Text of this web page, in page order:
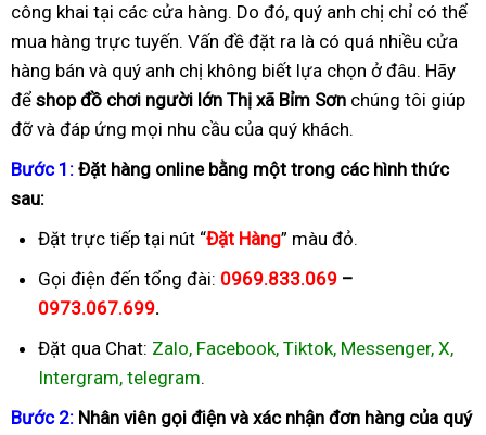
công khai tại các cửa hàng. Do đó, quý anh chị chỉ có thể
mua hàng trực tuyến. Vấn đề đặt ra là có quá nhiều cửa
hàng bán và quý anh chị không biết lựa chọn ở đâu. Hãy
để shop đồ chơi người lớn Thị xã Bỉm Sơn chúng tôi giúp
đỡ và đáp ứng mọi nhu cầu của quý khách.
Bước 1: Đặt hàng online bằng một trong các hình thức
sau:
Đặt trực tiếp tại nút “Đặt Hàng” màu đỏ.
Gọi điện đến tổng đài: 0969.833.069 –
0973.067.699.
Đặt qua Chat: Zalo, Facebook, Tiktok, Messenger, X,
Intergram, telegram.
Bước 2: Nhân viên gọi điện và xác nhận đơn hàng của quý